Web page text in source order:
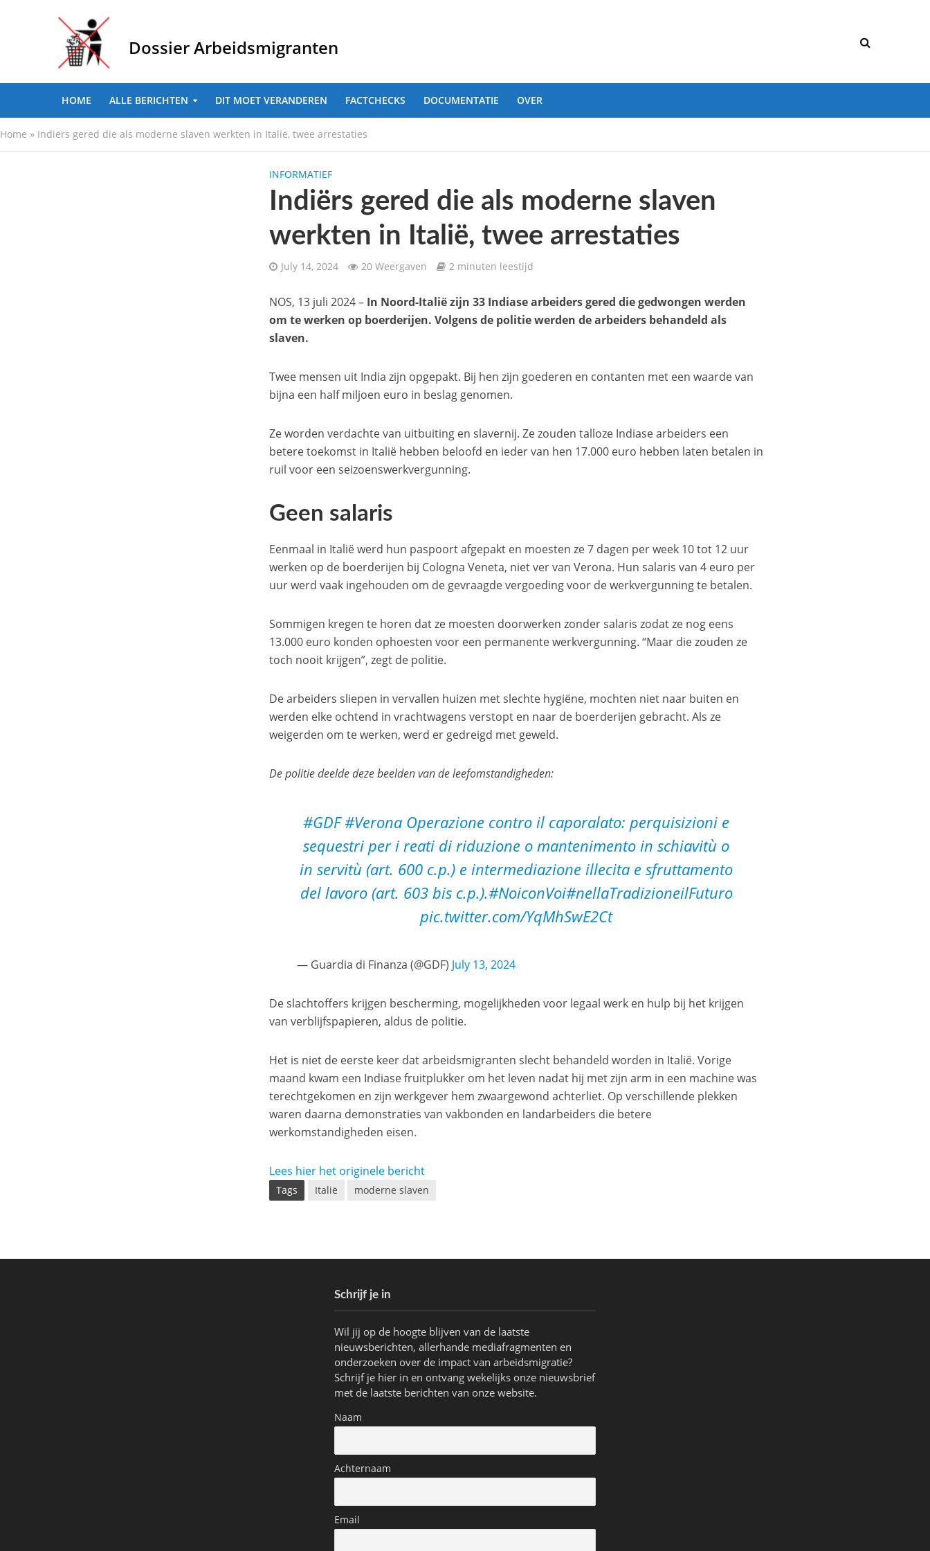
Dossier Arbeidsmigranten
HOME ALLE BERICHTEN DIT MOET VERANDEREN FACTCHECKS DOCUMENTATIE OVER
Home » Indiërs gered die als moderne slaven werkten in Italië, twee arrestaties
INFORMATIEF
Indiërs gered die als moderne slaven
werkten in Italië, twee arrestaties
July 14, 2024 20 Weergaven 2 minuten leestijd
NOS, 13 juli 2024 – In Noord-Italië zijn 33 Indiase arbeiders gered die gedwongen werden
om te werken op boerderijen. Volgens de politie werden de arbeiders behandeld als
slaven.
Twee mensen uit India zijn opgepakt. Bij hen zijn goederen en contanten met een waarde van
bijna een half miljoen euro in beslag genomen.
Ze worden verdachte van uitbuiting en slavernij. Ze zouden talloze Indiase arbeiders een
betere toekomst in Italië hebben beloofd en ieder van hen 17.000 euro hebben laten betalen in
ruil voor een seizoenswerkvergunning.
Geen salaris
Eenmaal in Italië werd hun paspoort afgepakt en moesten ze 7 dagen per week 10 tot 12 uur
werken op de boerderijen bij Cologna Veneta, niet ver van Verona. Hun salaris van 4 euro per
uur werd vaak ingehouden om de gevraagde vergoeding voor de werkvergunning te betalen.
Sommigen kregen te horen dat ze moesten doorwerken zonder salaris zodat ze nog eens
13.000 euro konden ophoesten voor een permanente werkvergunning. “Maar die zouden ze
toch nooit krijgen”, zegt de politie.
De arbeiders sliepen in vervallen huizen met slechte hygiëne, mochten niet naar buiten en
werden elke ochtend in vrachtwagens verstopt en naar de boerderijen gebracht. Als ze
weigerden om te werken, werd er gedreigd met geweld.
De politie deelde deze beelden van de leefomstandigheden:
#GDF #Verona Operazione contro il caporalato: perquisizioni e
sequestri per i reati di riduzione o mantenimento in schiavitù o
in servitù (art. 600 c.p.) e intermediazione illecita e sfruttamento
del lavoro (art. 603 bis c.p.).#NoiconVoi#nellaTradizioneilFuturo
pic.twitter.com/YqMhSwE2Ct
— Guardia di Finanza (@GDF) July 13, 2024
De slachtoffers krijgen bescherming, mogelijkheden voor legaal werk en hulp bij het krijgen
van verblijfspapieren, aldus de politie.
Het is niet de eerste keer dat arbeidsmigranten slecht behandeld worden in Italië. Vorige
maand kwam een Indiase fruitplukker om het leven nadat hij met zijn arm in een machine was
terechtgekomen en zijn werkgever hem zwaargewond achterliet. Op verschillende plekken
waren daarna demonstraties van vakbonden en landarbeiders die betere
werkomstandigheden eisen.
Lees hier het originele bericht
Tags Italië moderne slaven
Schrijf je in
Wil jij op de hoogte blijven van de laatste
nieuwsberichten, allerhande mediafragmenten en
onderzoeken over de impact van arbeidsmigratie?
Schrijf je hier in en ontvang wekelijks onze nieuwsbrief
met de laatste berichten van onze website.
Naam
Achternaam
Email